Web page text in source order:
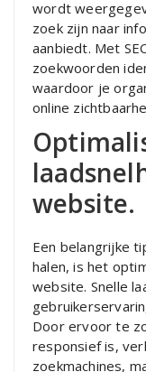
wordt
zoek zijn naar
aanbiedt. Met
zoekwoorden
waardoor je
online
website.
Een belangrijke
halen, is het
website. Snelle
Door ervoor te
responsief is,
zoekmachines,